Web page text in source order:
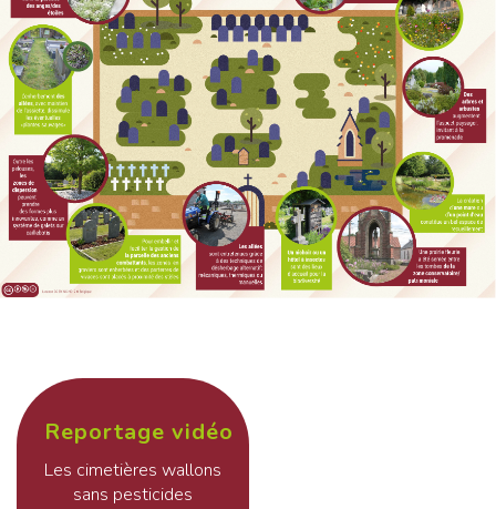
Reportage vidéo
Les cimetières wallons
sans pesticides